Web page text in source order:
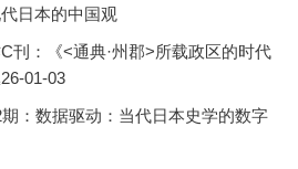
日本的中国观
刊：《<通典·州郡>所载政区的时代
01-03
期：数据驱动：当代日本史学的数字